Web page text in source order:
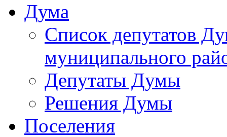
Дума
Список депутатов
муниципального
Депутаты Думы
Решения Думы
Поселения